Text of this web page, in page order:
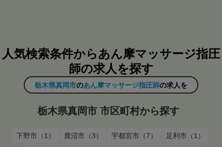
人気検索条件からあん摩マッサージ指圧
師の求人を探す
栃木県真岡市のあん摩マッサージ指圧師の求人を
栃木県真岡市 市区町村から探す
下野市（1） 鹿沼市（3） 宇都宮市（7）
足利市（1）